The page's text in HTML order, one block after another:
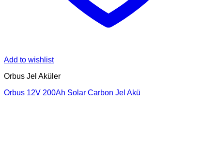
Add to wishlist
Orbus Jel Aküler
Orbus 12V 200Ah Solar Carbon Jel Akü